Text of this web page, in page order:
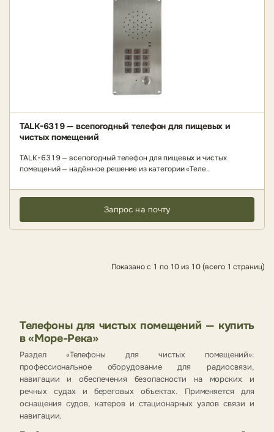
TALK-6319 — всепогодный телефон для пищевых и
чистых помещений
TALK-6319 — всепогодный телефон для пищевых и чистых
помещений — надёжное решение из категории «Теле..
Запрос на почту
Показано с 1 по 10 из 10 (всего 1 страниц)
Телефоны для чистых помещений — купить
в «Море-Река»
Раздел «Телефоны для чистых помещений»:
профессиональное оборудование для радиосвязи,
навигации и обеспечения безопасности на морских и
речных судах и береговых объектах. Применяется для
оснащения судов, катеров и стационарных узлов связи и
навигации.